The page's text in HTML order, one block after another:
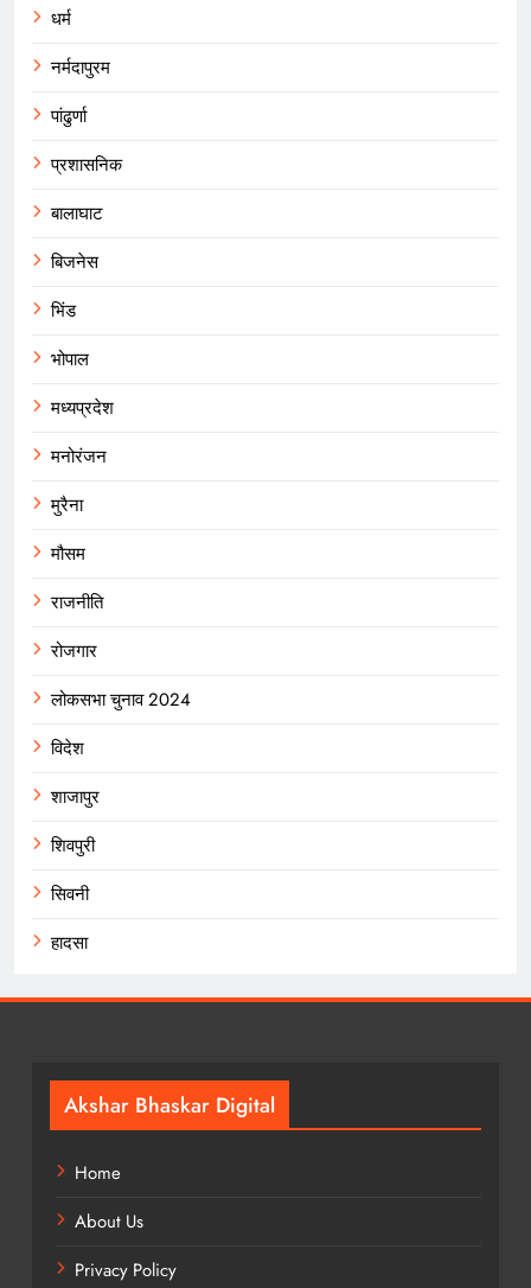
धर्म
नर्मदापुरम
पांढुर्णा
प्रशासनिक
बालाघाट
बिजनेस
भिंड
भोपाल
मध्यप्रदेश
मनोरंजन
मुरैना
मौसम
राजनीति
रोजगार
लोकसभा चुनाव 2024
विदेश
शाजापुर
शिवपुरी
सिवनी
हादसा
Akshar Bhaskar Digital
Home
About Us
Privacy Policy